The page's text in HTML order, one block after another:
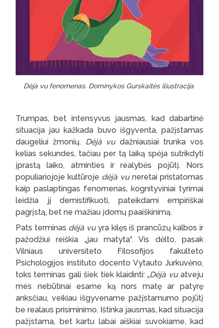
Déjà vu fenomenas. Dominykos Gurskaitės iliustracija
Trumpas, bet intensyvus jausmas, kad dabartinė
situacija jau kažkada buvo išgyventa, pažįstamas
daugeliui žmonių. Déjà vudažniausiai trunka vos
kelias sekundes, tačiau per tą laiką spėja sutrikdyti
įprastą laiko, atminties ir realybės pojūtį. Nors
populiariojoje kultūroje déjà vuneretai pristatomas
kaip paslaptingas fenomenas, kognityviniai tyrimai
leidžia jį demistifikuoti, pateikdami empiriškai
pagrįstą, bet ne mažiau įdomų paaiškinimą.
Pats terminas déjà vuyra kilęs iš prancūzų kalbos ir
pažodžiui reiškia „jau matyta“. Vis dėlto, pasak
Vilniaus universiteto Filosofijos fakulteto
Psichologijos instituto docento Vytauto Jurkuvėno,
toks terminas gali šiek tiek klaidinti: „Déjà vuatveju
mes nebūtinai esame ką nors matę ar patyrę
anksčiau, veikiau išgyvename pažįstamumo pojūtį
be realaus prisiminimo. Ištinka jausmas, kad situacija
pažįstama, bet kartu labai aiškiai suvokiame, kad